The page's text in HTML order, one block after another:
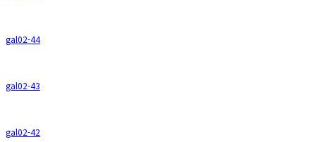
gal02-44
gal02-43
gal02-42